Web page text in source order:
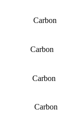
Carbon
Carbon
Carbon